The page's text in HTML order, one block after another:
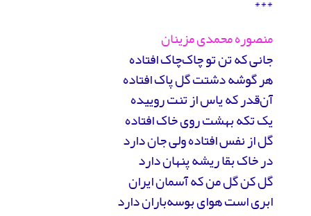
منصوره محمدی مزینان
جانی که تن تو چاک‌چاک افتاده
هر گوشه‌ دشتت گل پاک افتاده
آن‌قدر که یاس از تنت روییده
یک تکه بهشت روی خاک افتاده
گل از نفس افتاده ولی جان دارد
در خاک بقا ریشه‌ پنهان دارد
گل کن گل من که آسمان ایران
ابری است هوای بوسه‌باران دارد